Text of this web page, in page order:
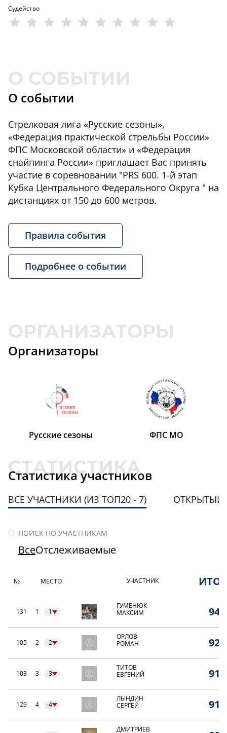
Судейство
О событии
Стрелковая лига «Русские сезоны»,
«Федерация практической стрельбы России»
ФПС Московской области» и «Федерация
снайпинга России» приглашает Вас принять
участие в соревновании "PRS 600. 1-й этап
Кубка Центрального Федерального Округа " на
дистанциях от 150 до 600 метров.
Правила события
Подробнее о событии
Организаторы
Русские сезоны ФПС МО
Статистика участников
ВСЕ УЧАСТНИКИ (ИЗ ТОП20 - 7) ОТКРЫТЫЙ
ВсеОтслеживаемые
№ МЕСТО УЧАСТНИК
131 1 -1
ГУМЕНЮК
МАКСИМ
105 2 -2
ОРЛОВ
РОМАН
103 3 -3
ТИТОВ
ЕВГЕНИЙ
129 4 -4
ЛЫНДИН
СЕРГЕЙ
ДМИТРИЕВ